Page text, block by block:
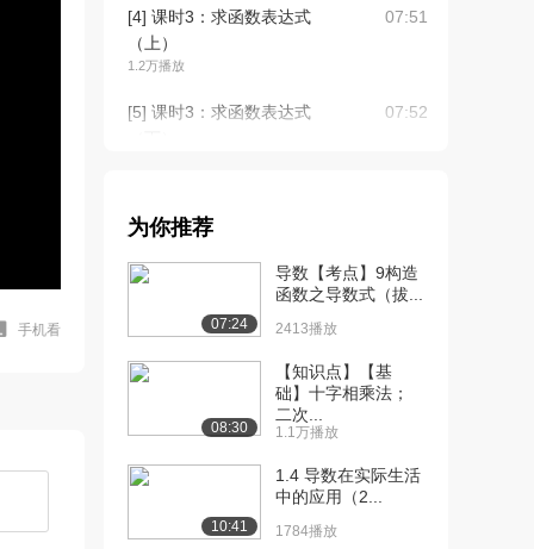
手机看
[4] 课时3：求函数表达式
（上）
1.2万播放
07:51
[5] 课时3：求函数表达式
07:52
质（上）
[7] 课时4：函数的四种性
06:26
[8] 课时5：求反函数 01:48
[9] 课时6：数列极限定义
1.1万播放
02:08
[10] 课时7：函数极限定义
为你推荐
07:24
导数【考点】9构造
函数之导数式（拔...
2413播放
08:30
【知识点】【基
础】十字相乘法；
二次...
1.1万播放
10:41
1.4 导数在实际生活
中的应用（2...
1784播放